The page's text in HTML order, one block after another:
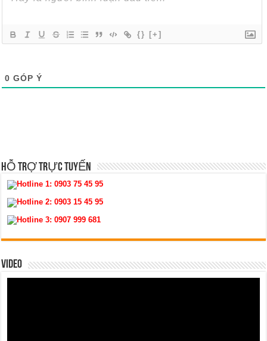
{} [+]
0 GÓP Ý
HỖ TRỢ TRỰC TUYẾN
Hotline 1:0903 75 45 95
Hotline 2:0903 15 45 95
Hotline 3:0907 999 681
VIDEO